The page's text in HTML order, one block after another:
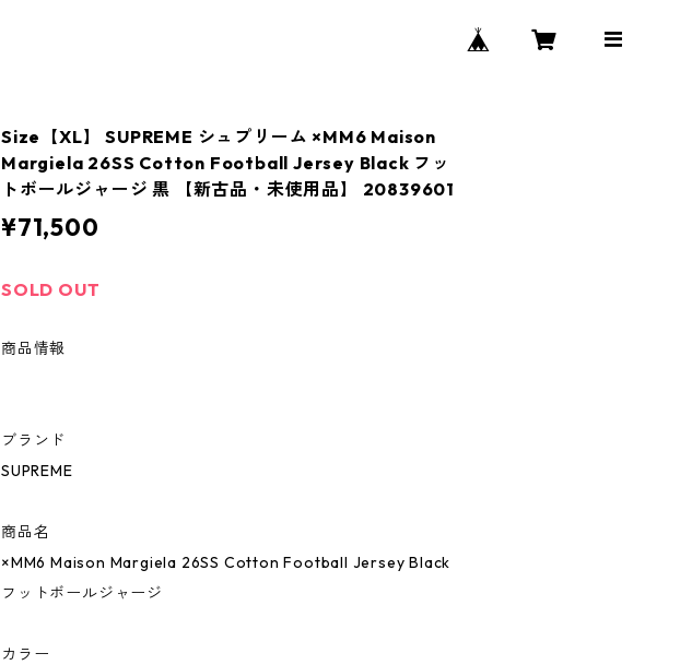
Size【XL】 SUPREME シュプリーム ×MM6 Maison
Margiela 26SS Cotton Football Jersey Black フッ
トボールジャージ 黒 【新古品・未使用品】 20839601
¥71,500
SOLD OUT
商品情報
ブランド
SUPREME
商品名
×MM6 Maison Margiela 26SS Cotton Football Jersey Black
フットボールジャージ
カラー